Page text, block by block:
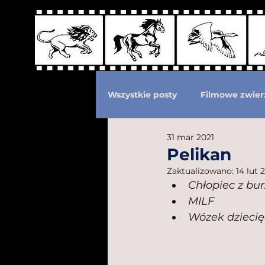
Wszystkie posty Filmowe
Podział według ras kotów
Eksploatacja zwierząt
Pelikan
31 mar 2021
Zaktualizowano: 14 lut
Chłopiec z
MILF
Wózek